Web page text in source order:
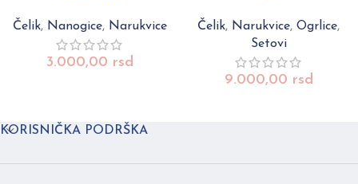
Čelik, Nanogice, Narukvice
3.000,00 rsd
Čelik, Narukvice, Ogrlice,
Setovi
9.000,00 rsd
KORISNIČKA PODRŠKA